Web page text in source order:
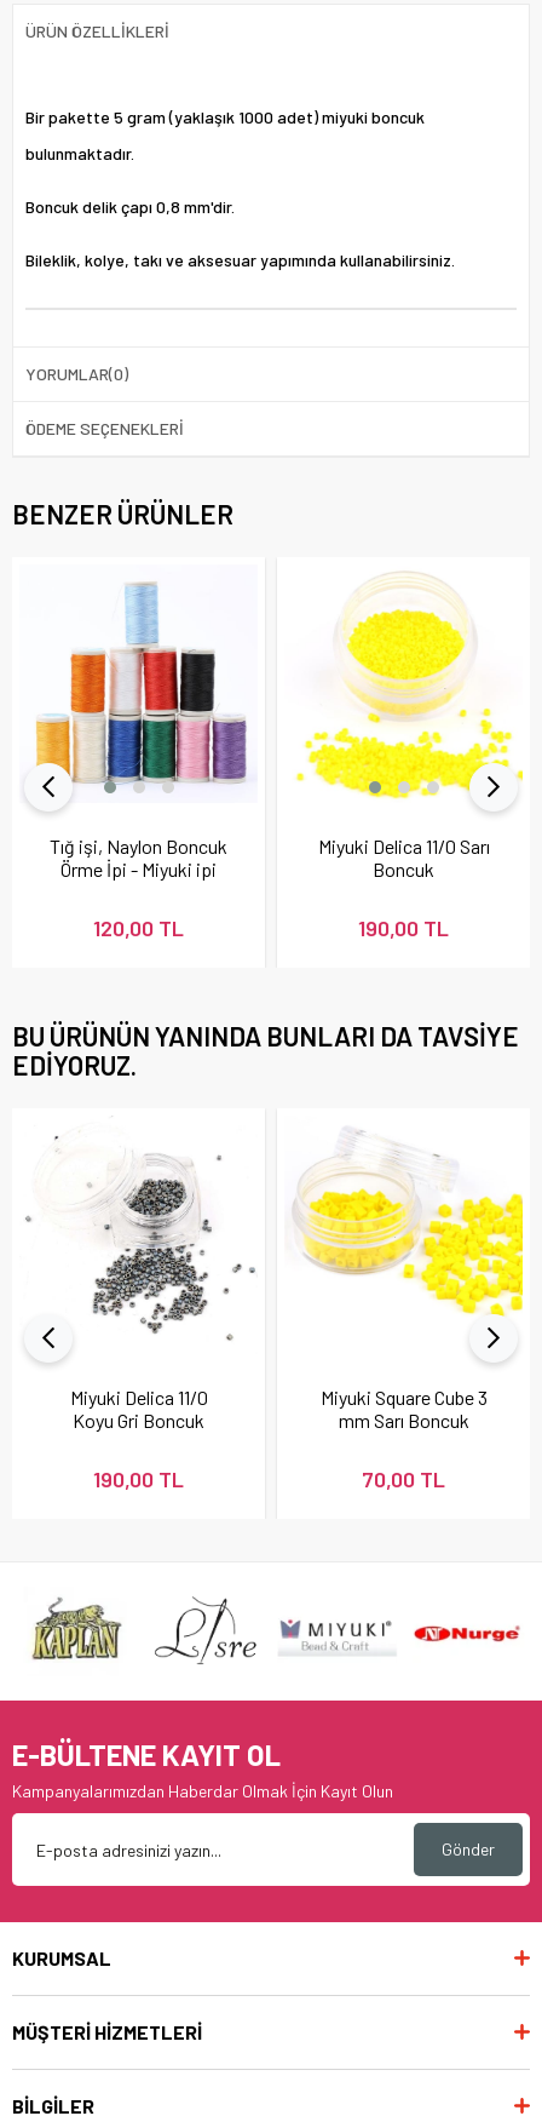
ÜRÜN ÖZELLIKLERI
Bir pakette 5 gram (yaklaşık 1000 adet) miyuki boncuk
bulunmaktadır.
Boncuk delik çapı 0,8 mm'dir.
Bileklik, kolye, takı ve aksesuar yapımında kullanabilirsiniz.
YORUMLAR(0)
ÖDEME SEÇENEKLERI
BENZER ÜRÜNLER
Tığ işi, Naylon Boncuk
Örme İpi - Miyuki ipi
120,00 TL
Miyuki Delica 11/0 Sarı
Boncuk
190,00 TL
BU ÜRÜNÜN YANINDA BUNLARI DA TAVSIYE
EDIYORUZ.
Miyuki Delica 11/0
Koyu Gri Boncuk
190,00 TL
Miyuki Square Cube 3
mm Sarı Boncuk
70,00 TL
E-BÜLTENE KAYIT OL
Kampanyalarımızdan Haberdar Olmak İçin Kayıt Olun
Gönder
KURUMSAL
MÜŞTERİ HİZMETLERİ
BİLGİLER